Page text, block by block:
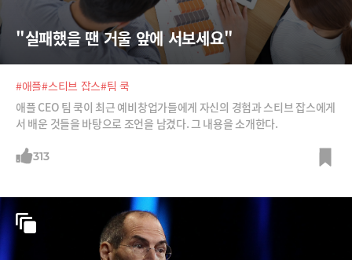
"실패했을 땐 거울 앞에 서보세요"
#애플#스티브 잡스#팀 쿡
애플 CEO 팀 쿡이 최근 예비창업가들에게 자신의 경험과 스티브 잡스에게
313